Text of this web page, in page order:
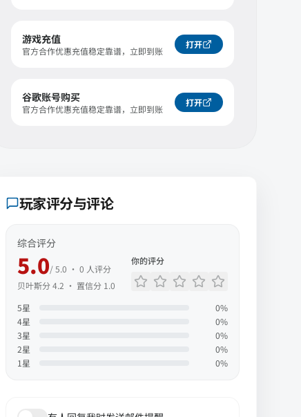
游戏充值
官方合作优惠充值稳定靠谱，立即到账
打开
谷歌账号购买
官方合作优惠充值稳定靠谱，立即到账
打开
玩家评分与评论
综合评分
5.0/ 5.0 · 0 人评分
贝叶斯分4.2 · 置信分 1.0
你的评分
5星 0%
4星 0%
3星 0%
2星 0%
1 星 0%